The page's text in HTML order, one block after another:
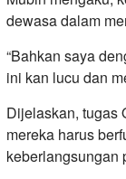
dewasa dalam
“Bahkan saya
ini kan lucu dan
Dijelaskan, tugas
mereka harus
keberlangsungan